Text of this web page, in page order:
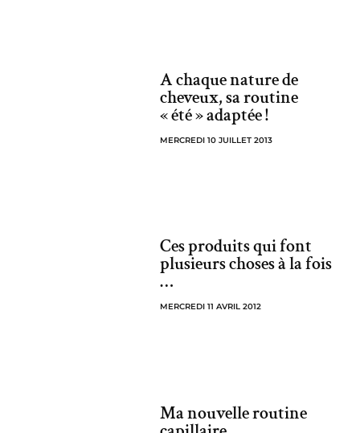
A chaque nature de
cheveux, sa routine
« été » adaptée !
MERCREDI 10 JUILLET 2013
Ces produits qui font
plusieurs choses à la fois
…
MERCREDI 11 AVRIL 2012
Ma nouvelle routine